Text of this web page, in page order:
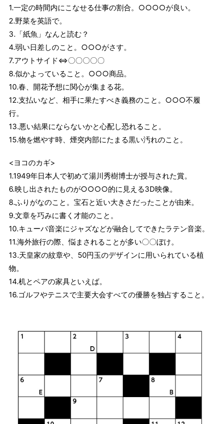
1.一定の時間内にこなせる仕事の割合。○○○○が良い。
2.野菜を英語で。
3.「紙魚」なんと読む？
4.弱い日差しのこと。○○○がさす。
7.アウトサイド⇔〇〇〇〇〇
8.似かよっていること。○○○商品。
10.春、開花予想に関心が集まる花。
12.支払いなど、相手に果たすべき義務のこと。○○○不履
行。
13.悪い結果にならないかと心配し恐れること。
15.物を燃やす時、煙突内部にたまる黒い汚れのこと。
<ヨコのカギ>
1.1949年日本人で初めて湯川秀樹博士が授与された賞。
6.映し出されたものが○○○○的に見える3D映像。
8.ふりがなのこと。宝石と近い大きさだったことが由来。
9.文章を巧みに書く才能のこと。
10.キューバ音楽にジャズなどが融合してできたラテン音楽。
11.海外旅行の際、悩まされることが多い〇〇ぼけ。
13.天皇家の紋章や、50円玉のデザインに用いられている植
物。
14.机とペアの家具といえば。
16.ゴルフやテニスで主要大会すべての優勝を独占すること。